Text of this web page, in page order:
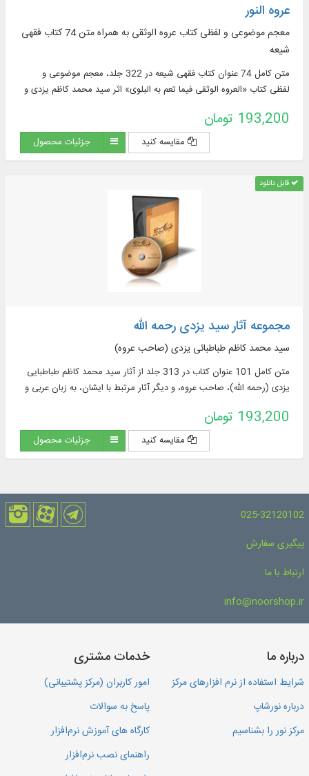
عروه النور
معجم موضوعی و لفظی کتاب عروه الوثقی به همراه متن 74 کتاب فقهی
شیعه
متن کامل 74 عنوان کتاب فقهی شیعه در 322 جلد، معجم موضوعی و
لفظی کتاب «العروه الوثقی فیما تعم به البلوی» اثر سید محمد کاظم یزدی و
193,200 تومان
مقایسه کنید جزئیات محصول
قابل دانلود
مجموعه آثار سید یزدی رحمه الله
سید محمد کاظم طباطبائی یزدی (صاحب عروه)
متن كامل 101 عنوان كتاب در 313 جلد از آثار سید محمد کاظم طباطبایی
یزدی (رحمه الله)، صاحب عروه، و دیگر آثار مرتبط با ایشان، به زبان عربی و
193,200 تومان
مقایسه کنید جزئیات محصول
025-32120102
پیگیری سفارش
ارتباط با ما
info@noorshop.ir
درباره ما
شرایط استفاده از نرم افزارهای مرکز
درباره نورشاپ
مرکز نور را بشناسیم
خدمات مشتری
امور کاربران (مرکز پشتیبانی)
پاسخ به سوالات
کارگاه های آموزش نرم‌افزار
راهنمای نصب نرم‌افزار